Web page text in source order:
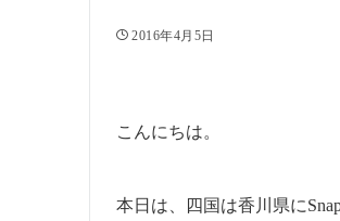
2016年4月5日
こんにちは。
本日は、四国は香川県に